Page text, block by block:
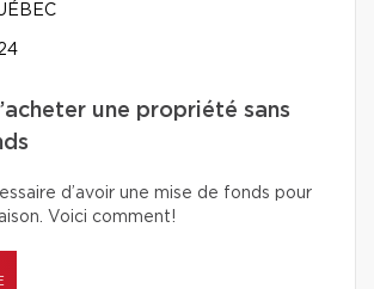
une propriété sans
d’avoir une mise de fonds pour
Voici comment!